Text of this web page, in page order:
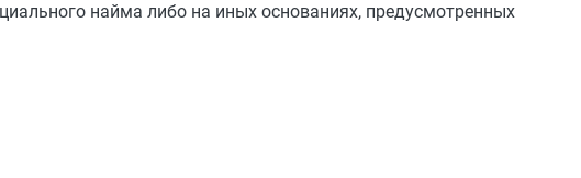
найма либо на иных основаниях, предусмотренных